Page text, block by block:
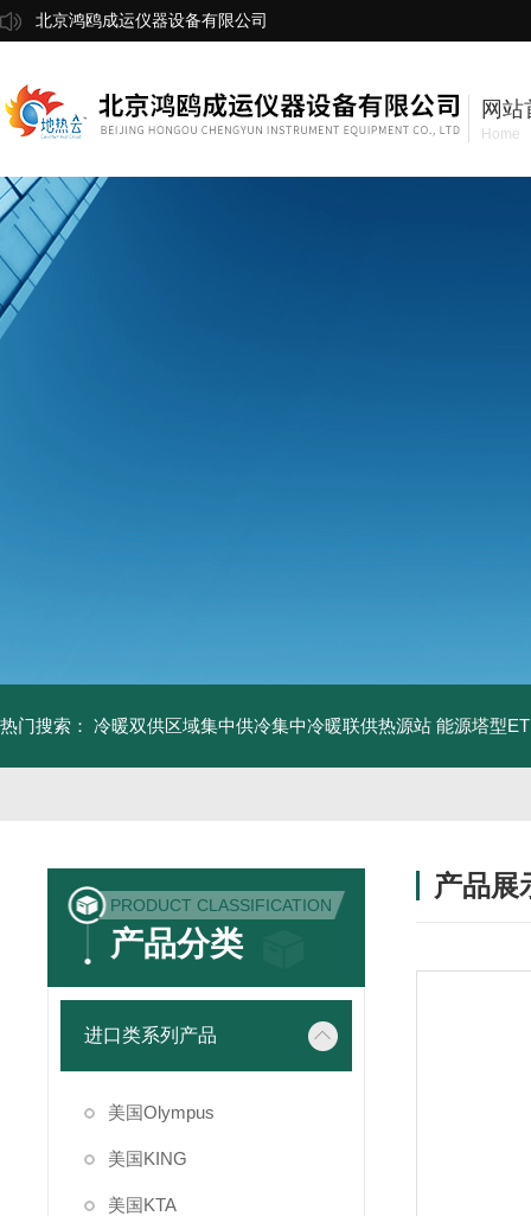
北京鸿鸥成运仪器设备有限公司
网站
Home
热门搜索： 冷暖双供区域集中供冷集中冷暖联供热源站 能源塔型
PRODUCT CLASSIFICATION
产品分类
进口类系列产品
美国Olympus
美国KING
美国KTA
产品展